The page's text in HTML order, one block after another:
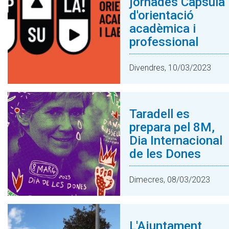
d'orientació
acadèmica i
professional
Divendres, 10/03/2023
Taradell es
prepara pel 8M,
Dia Internacional
de les Dones
Dimecres, 08/03/2023
L'Ajuntament